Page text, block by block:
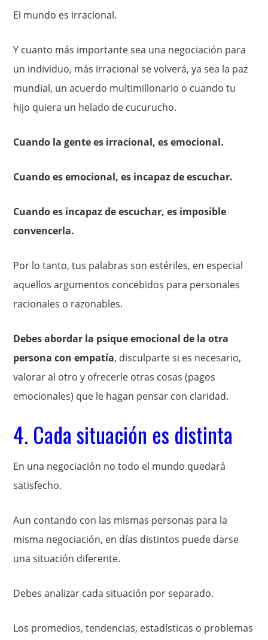
El mundo es irracional.
Y cuanto más importante sea una negociación para
un individuo, más irracional se volverá, ya sea la paz
mundial, un acuerdo multimillonario o cuando tu
hijo quiera un helado de cucurucho.
Cuando la gente es irracional, es emocional.
Cuando es emocional, es incapaz de escuchar.
Cuando es incapaz de escuchar, es imposible
convencerla.
Por lo tanto, tus palabras son estériles, en especial
aquellos argumentos concebidos para personales
racionales o razonables.
Debes abordar la psique emocional de la otra
persona con empatía, disculparte si es necesario,
valorar al otro y ofrecerle otras cosas (pagos
emocionales) que le hagan pensar con claridad.
4. Cada situación es distinta
En una negociación no todo el mundo quedará
satisfecho.
Aun contando con las mismas personas para la
misma negociación, en días distintos puede darse
una situación diferente.
Debes analizar cada situación por separado.
Los promedios, tendencias, estadísticas o problemas